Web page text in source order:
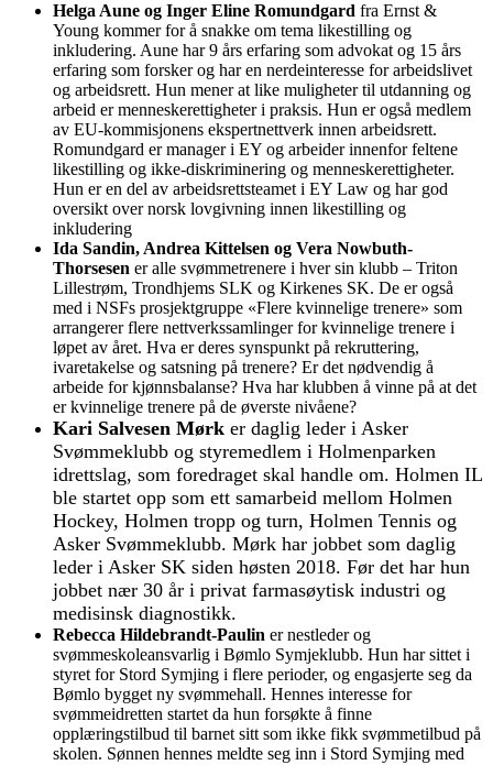
Helga Aune og Inger Eline Romundgard fra Ernst &
Young kommer for å snakke om tema likestilling og
inkludering. Aune har 9 års erfaring som advokat og 15 års
erfaring som forsker og har en nerdeinteresse for arbeidslivet
og arbeidsrett. Hun mener at like muligheter til utdanning og
arbeid er menneskerettigheter i praksis. Hun er også medlem
av EU-kommisjonens ekspertnettverk innen arbeidsrett.
Romundgard er manager i EY og arbeider innenfor feltene
likestilling og ikke-diskriminering og menneskerettigheter.
Hun er en del av arbeidsrettsteamet i EY Law og har god
oversikt over norsk lovgivning innen likestilling og
inkludering
Ida Sandin, Andrea Kittelsen og Vera Nowbuth-
Thorsesen er alle svømmetrenere i hver sin klubb – Triton
Lillestrøm, Trondhjems SLK og Kirkenes SK. De er også
med i NSFs prosjektgruppe «Flere kvinnelige trenere» som
arrangerer flere nettverkssamlinger for kvinnelige trenere i
løpet av året. Hva er deres synspunkt på rekruttering,
ivaretakelse og satsning på trenere? Er det nødvendig å
arbeide for kjønnsbalanse? Hva har klubben å vinne på at det
er kvinnelige trenere på de øverste nivåene?
Kari Salvesen Mørk er daglig leder i Asker
Svømmeklubb og styremedlem i Holmenparken
idrettslag, som foredraget skal handle om. Holmen IL
ble startet opp som ett samarbeid mellom Holmen
Hockey, Holmen tropp og turn, Holmen Tennis og
Asker Svømmeklubb. Mørk har jobbet som daglig
leder i Asker SK siden høsten 2018. Før det har hun
jobbet nær 30 år i privat farmasøytisk industri og
medisinsk diagnostikk.
Rebecca Hildebrandt-Paulin er nestleder og
svømmeskoleansvarlig i Bømlo Symjeklubb. Hun har sittet i
styret for Stord Symjing i flere perioder, og engasjerte seg da
Bømlo bygget ny svømmehall. Hennes interesse for
svømmeidretten startet da hun forsøkte å finne
opplæringstilbud til barnet sitt som ikke fikk svømmetilbud på
skolen. Sønnen hennes meldte seg inn i Stord Symjing med